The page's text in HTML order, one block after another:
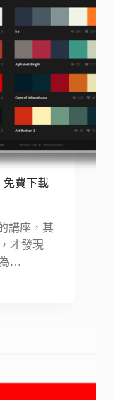
免費下載
講座，其
才發現
…